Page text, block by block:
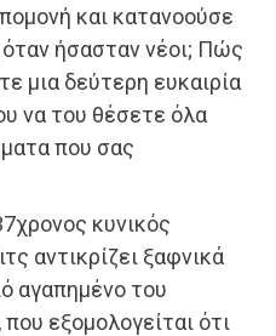
και κατανοούσε
ήσασταν νέοι; Πώς
μια δεύτερη ευκαιρία
να του θέσετε όλα
που σας
κυνικός
αντικρίζει ξαφνικά
αγαπημένο του
εξομολογείται ότι